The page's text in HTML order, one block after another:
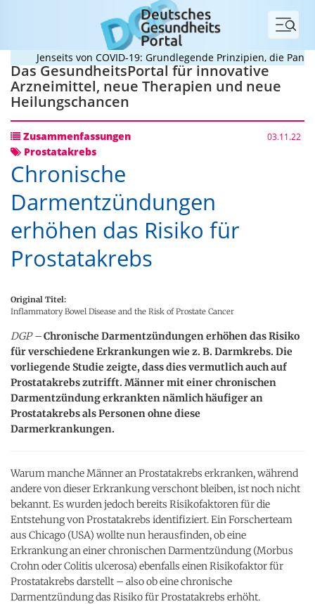
Menü
Jenseits von COVID-19: Grundlegende Prinzipien, die
Das GesundheitsPortal für innovative
Arzneimittel, neue Therapien und neue
Heilungschancen
Zusammenfassungen 03.11.22
Prostatakrebs
Chronische
Darmentzündungen
erhöhen das Risiko für
Prostatakrebs
Original Titel:
Inflammatory Bowel Disease and the Risk of Prostate Cancer
DGP –Chronische Darmentzündungen erhöhen das Risiko
für verschiedene Erkrankungen wie z. B. Darmkrebs. Die
vorliegende Studie zeigte, dass dies vermutlich auch auf
Prostatakrebs zutrifft. Männer mit einer chronischen
Darmentzündung erkrankten nämlich häufiger an
Prostatakrebs als Personen ohne diese
Darmerkrankungen.
Warum manche Männer an Prostatakrebs erkranken, während
andere von dieser Erkrankung verschont bleiben, ist noch nicht
bekannt. Es wurden jedoch bereits Risikofaktoren für die
Entstehung von Prostatakrebs identifiziert. Ein Forscherteam
aus Chicago (USA) wollte nun herausfinden, ob eine
Erkrankung an einer chronischen Darmentzündung (Morbus
Crohn oder Colitis ulcerosa) ebenfalls einen Risikofaktor für
Prostatakrebs darstellt – also ob eine chronische
Darmentzündung das Risiko für Prostatakrebs erhöht.